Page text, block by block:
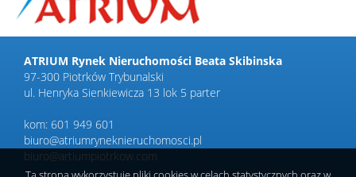
ATRIUM Rynek Nieruchomości Beata Skibinska
97-300 Piotrków Trybunalski
ul. Henryka Sienkiewicza 13 lok 5 parter
kom: 601 949 601
biuro@atriumryneknieruchomosci.pl
biuro@artiumpiotrkow.com